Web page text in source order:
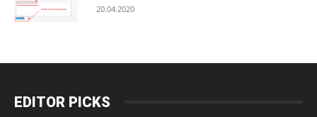
20.04.2020
EDITOR PICKS